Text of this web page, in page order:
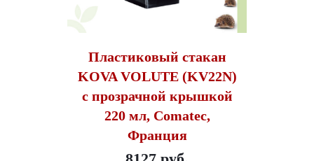
Пластиковый стакан
KOVA VOLUTE (KV22N)
с прозрачной крышкой
220 мл, Comatec,
Франция